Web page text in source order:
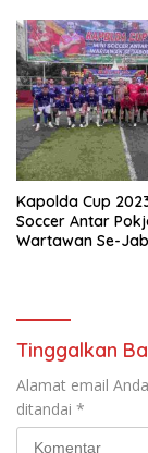
Kapolda Cup
Soccer Antar
Wartawan Se-
Tinggalkan
Alamat email
ditandai *